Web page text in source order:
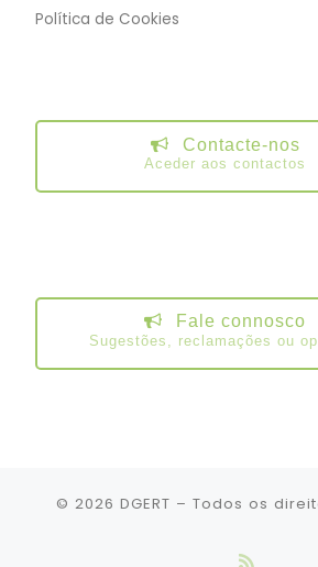
Política de Cookies
Contacte-nos
Aceder aos contactos
Fale connosco
Sugestões, reclamações ou
© 2026 DGERT – Todos os